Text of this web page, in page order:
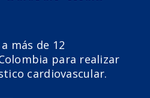
más de 12
para realizar
cardiovascular.